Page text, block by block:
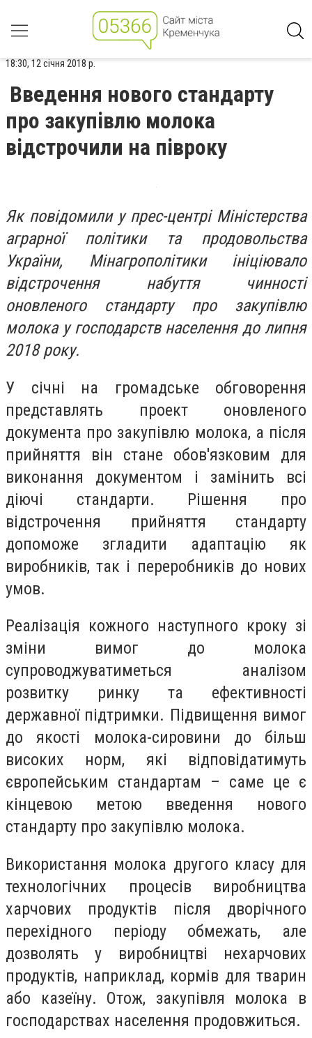
18:30, 12 січня 2018 р.
Введення нового стандарту
про закупівлю молока
відстрочили на півроку
Як повідомили у прес-центрі Міністерства
аграрної політики та продовольства
України, Мінагрополітики ініціювало
відстрочення набуття чинності
оновленого стандарту про закупівлю
молока у господарств населення до липня
2018 року.
У січні на громадське обговорення
представлять проект оновленого
документа про закупівлю молока, а після
прийняття він стане обов'язковим для
виконання документом і замінить всі
діючі стандарти. Рішення про
відстрочення прийняття стандарту
допоможе згладити адаптацію як
виробників, так і переробників до нових
умов.
Реалізація кожного наступного кроку зі
зміни вимог до молока
супроводжуватиметься аналізом
розвитку ринку та ефективності
державної підтримки. Підвищення вимог
до якості молока-сировини до більш
високих норм, які відповідатимуть
європейським стандартам – саме це є
кінцевою метою введення нового
стандарту про закупівлю молока.
Використання молока другого класу для
технологічних процесів виробництва
харчових продуктів після дворічного
перехідного періоду обмежать, але
дозволять у виробництві нехарчових
продуктів, наприклад, кормів для тварин
або казеїну. Отож, закупівля молока в
господарствах населення продовжиться.